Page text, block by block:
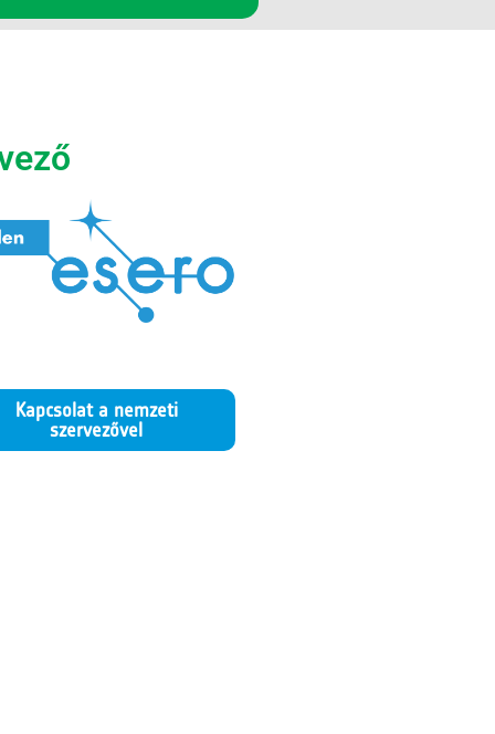
Kapcsolat a nemzeti
szervezővel